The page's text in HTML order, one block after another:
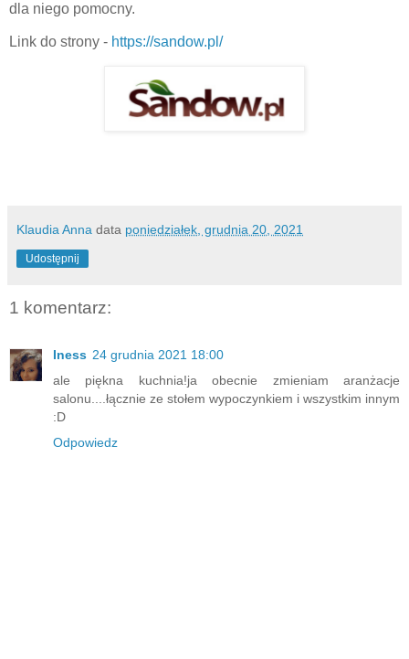
dla niego pomocny.
Link do strony - https://sandow.pl/
Klaudia Anna data poniedziałek, grudnia 20, 2021
Udostępnij
1 komentarz:
Iness 24 grudnia 2021 18:00
ale piękna kuchnia!ja obecnie zmieniam aranżacje
salonu....łącznie ze stołem wypoczynkiem i wszystkim innym
:D
Odpowiedz